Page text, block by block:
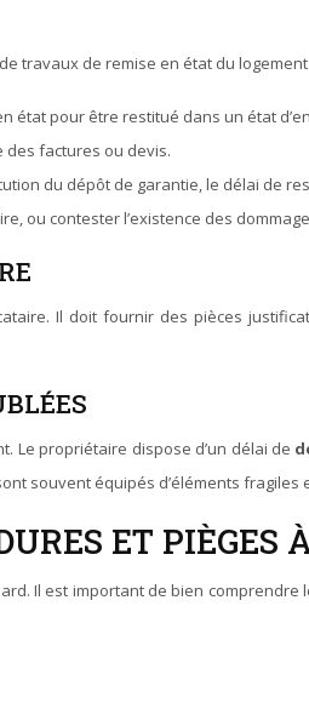
travaux de remise en état du
état pour être restitué dans un état
factures ou devis.
du dépôt de garantie, le délai de
ou contester l’existence des
Il doit fournir des pièces
Le propriétaire dispose d’un délai de
souvent équipés d’éléments
ET PIÈGES
Il est important de bien